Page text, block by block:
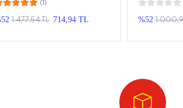
(1)
1.477,54 TL 714,94 TL %52